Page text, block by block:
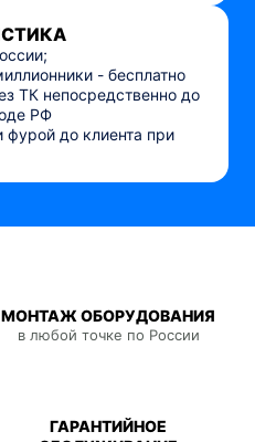
- бесплатно
ТК непосредственно до
РФ
фурой до клиента при
МОНТАЖ ОБОРУДОВАНИЯ
в любой точке по России
ГАРАНТИЙНОЕ